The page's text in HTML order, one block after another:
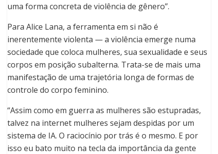
uma forma concreta de violência de gênero”.
Para Alice Lana, a ferramenta em si não é
inerentemente violenta — a violência emerge numa
sociedade que coloca mulheres, sua sexualidade e seus
corpos em posição subalterna. Trata-se de mais uma
manifestação de uma trajetória longa de formas de
controle do corpo feminino.
“Assim como em guerra as mulheres são estupradas,
talvez na internet mulheres sejam despidas por um
sistema de IA. O raciocínio por trás é o mesmo. E por
isso eu bato muito na tecla da importância da gente